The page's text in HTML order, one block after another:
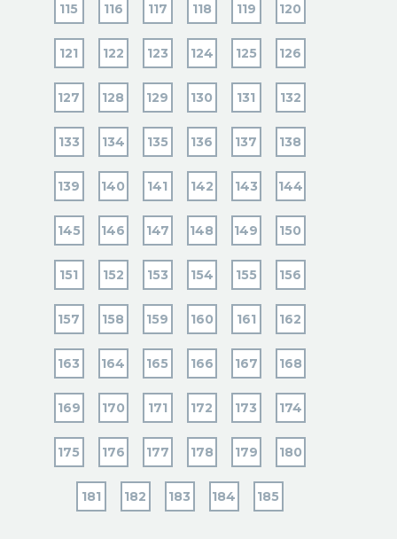
115 116 117 118 119 120
121 122 123 124 125 126
127 128 129 130 131 132
133 134 135 136 137 138
139 140 141 142 143 144
145 146 147 148 149 150
151 152 153 154 155 156
157 158 159 160 161 162
163 164 165 166 167 168
169 170 171 172 173 174
175 176 177 178 179 180
181 182 183 184 185